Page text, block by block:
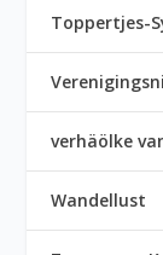
Toppertjes-
verhäölke
Wandellust